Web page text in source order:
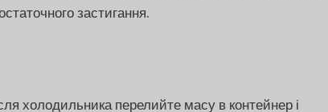
застигання.
холодильника перелийте масу в контейнер і